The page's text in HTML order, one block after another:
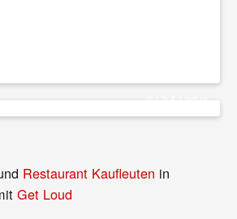
Restaurant Kaufleuten in
Get Loud